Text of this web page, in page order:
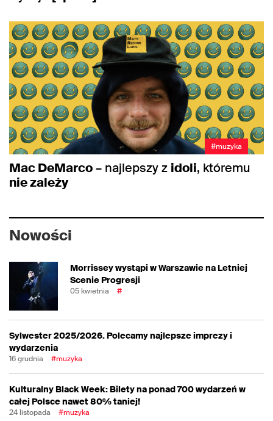
#muzyka
Mac DeMarco– najlepszy z idoli, któremu
nie zależy
Nowości
Morrissey wystąpi w Warszawie na Letniej
Scenie Progresji
05 kwietnia #
Sylwester 2025/2026. Polecamy najlepsze imprezy i
wydarzenia
16 grudnia #muzyka
Kulturalny Black Week: Bilety na ponad 700 wydarzeń w
całej Polsce nawet 80% taniej!
24 listopada #muzyka